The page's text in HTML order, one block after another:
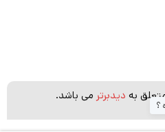
سوژه هایی که به دلیل
به دیدبرتر می باشد.
؟